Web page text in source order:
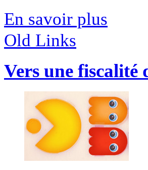
En savoir plus
Old Links
Vers une fiscalité